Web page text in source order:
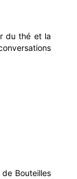
du thé et la
Bouteilles